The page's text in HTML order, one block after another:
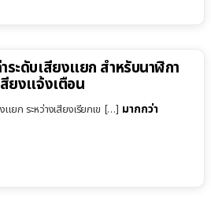
ระดับเสียงแยก สำหรับนาฬิกา
สียงแจ้งเตือน
ยก ระหว่างเสียงเรียกเข […] มากกว่า